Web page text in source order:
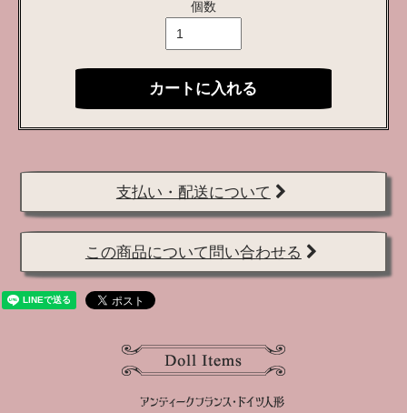
個数
カートに入れる
支払い・配送について
この商品について問い合わせる